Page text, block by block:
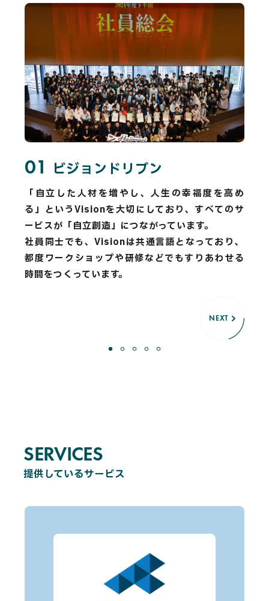
01 ビジョンドリブン
「自立した人材を増やし、人生の幸福度を高め
る」というVisionを大切にしており、すべてのサ
ービスが「自立創造」につながっています。
社員同士でも、Visionは共通言語となっており、
都度ワークショップや研修などでもすりあわせる
時間をつくっています。
NEXT
02
NEXT
03
04
NEXT
05
NEXT
SERVICES
SERVICES
提供しているサービス